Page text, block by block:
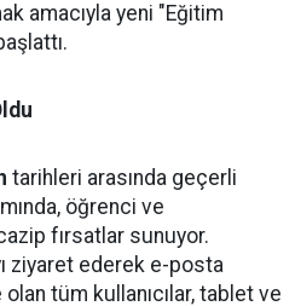
amacıyla yeni "Eğitim
tarihleri arasında geçerli
öğrenci ve
fırsatlar sunuyor.
ziyaret ederek e-posta
tüm kullanıcılar, tablet ve